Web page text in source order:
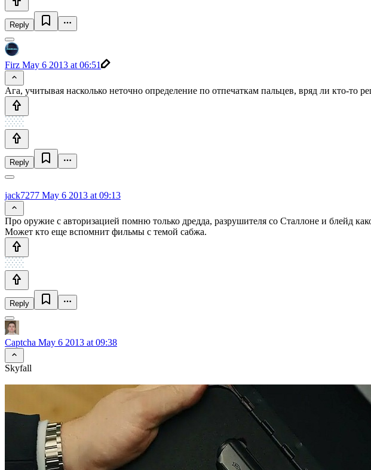
Reply
Firz May 6 2013 at 06:51
Ага, учитывая насколько неточно определение по отпечаткам пальцев, вряд ли кто-то
Reply
jack7277 May 6 2013 at 09:13
Про оружие с авторизацией помню только дредда, разрушителя со Сталлоне и блейд
Может кто еще вспомнит фильмы с темой сабжа.
Reply
Captcha May 6 2013 at 09:38
Skyfall